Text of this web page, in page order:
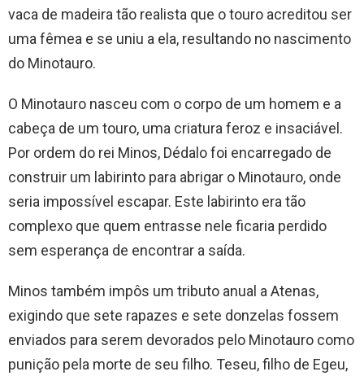
vaca de madeira tão realista que o touro acreditou ser
uma fêmea e se uniu a ela, resultando no nascimento
do Minotauro.
O Minotauro nasceu com o corpo de um homem e a
cabeça de um touro, uma criatura feroz e insaciável.
Por ordem do rei Minos, Dédalo foi encarregado de
construir um labirinto para abrigar o Minotauro, onde
seria impossível escapar. Este labirinto era tão
complexo que quem entrasse nele ficaria perdido
sem esperança de encontrar a saída.
Minos também impôs um tributo anual a Atenas,
exigindo que sete rapazes e sete donzelas fossem
enviados para serem devorados pelo Minotauro como
punição pela morte de seu filho. Teseu, filho de Egeu,